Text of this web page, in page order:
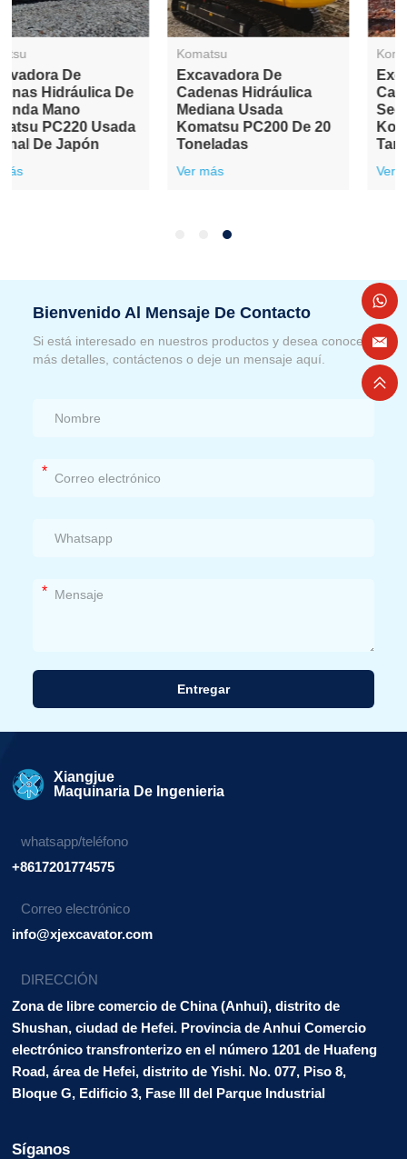
Komatsu
Excavadora De
Cadenas Hidráulica De
Segunda Mano
Komatsu PC110 De
Tamaño Pequeño
Ver más
Komatsu
Venta De Excavadora
Hidráulica De Segunda
Mano Komatsu PC160
De 16 Toneladas De
Tamaño Mediano
Ver más
Bienvenido Al Mensaje De Contacto
Si está interesado en nuestros productos y desea conocer
más detalles, contáctenos o deje un mensaje aquí.
*
*
Entregar
Xiangjue
Maquinaria De Ingenieria
whatsapp/teléfono
+8617201774575
Correo electrónico
info@xjexcavator.com
DIRECCIÓN
Zona de libre comercio de China (Anhui), distrito de
Shushan, ciudad de Hefei. Provincia de Anhui Comercio
electrónico transfronterizo en el número 1201 de Huafeng
Road, área de Hefei, distrito de Yishi. No. 077, Piso 8,
Bloque G, Edificio 3, Fase III del Parque Industrial
Síganos